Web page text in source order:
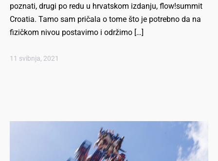
poznati, drugi po redu u hrvatskom izdanju, flow!summit
Croatia. Tamo sam pričala o tome što je potrebno da na
fizičkom nivou postavimo i održimo […]
11 svibnja, 2021